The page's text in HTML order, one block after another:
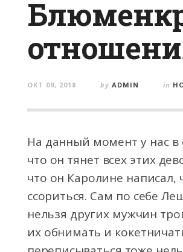
ОКТ 09, 2018 by ADMIN in
На данный момент у нас в
что он тянет всех этих
что он Каролине написал,
ссориться. Сам по себе
нельзя других мужчин
их обнимать и